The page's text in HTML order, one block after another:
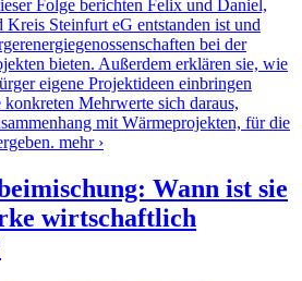
Folge berichten Felix und Daniel,
Steinfurt eG entstanden ist und
bei der
bieten. Außerdem erklären sie, wie
eigene Projektideen einbringen
Mehrwerte sich daraus,
mit Wärmeprojekten, für die
mehr ›
Wann ist sie
wirtschaftlich